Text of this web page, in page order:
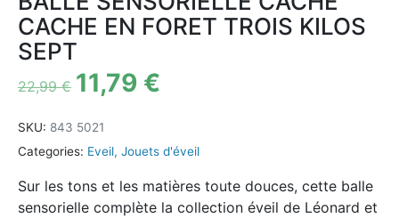
CACHE EN FORET TROIS KILOS
SEPT
22,99€ 11,79 €
SKU: 843 5021
Categories: Eveil, Jouets d'éveil
Sur les tons et les matières toute douces, cette balle
sensorielle complète la collection éveil de Léonard et